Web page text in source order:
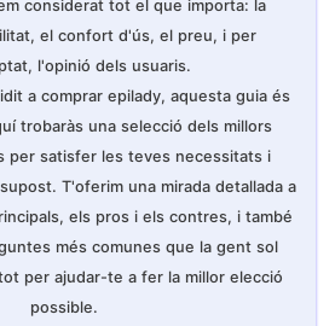
considerat tot el que importa: la
el confort d'ús, el preu, i per
l'opinió dels usuaris.
a comprar epilady, aquesta guia és
trobaràs una selecció dels millors
per satisfer les teves necessitats i
T'oferim una mirada detallada a
els pros i els contres, i també
més comunes que la gent sol
per ajudar-te a fer la millor elecció
possible.